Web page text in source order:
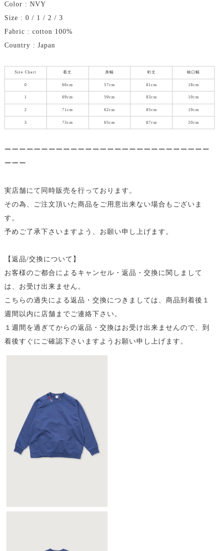
Color : NVY
Size : 0 / 1 / 2 / 3
Fabric : cotton 100%
Country : Japan
Size Chart 着丈 身幅 裄丈 袖口幅
0 66cm 57cm 81cm 18cm
1 69cm 59cm 83cm 19cm
2 71cm 62cm 85cm 19cm
3 73cm 65cm 87cm 20cm
ーーーーーーーーーーーーーーーーーーーーーーーーーーーー
ーーー
実店舗にて同時販売を行っております。
その為、ご注文頂いた商品をご用意出来ない場合もございま
す。
予めご了承下さいますよう、お願い申し上げます。
【返品/交換について】
お客様のご都合によるキャンセル・返品・交換に関しまして
は、お受け出来ません。
こちらの過失による返品・交換につきましては、商品到着後１
週間以内に店舗までご連絡下さい。
１週間を過ぎてからの返品・交換はお受け出来ませんので、到
着後すぐにご確認下さいますようお願い申し上げます。